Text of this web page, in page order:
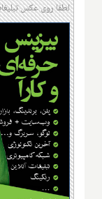
لطفا روی عکس